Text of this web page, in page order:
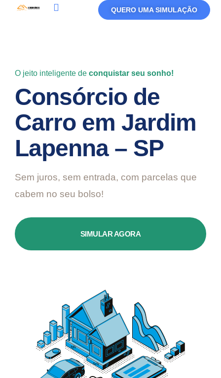
QUERO UMA SIMULAÇÃO
O jeito inteligente de conquistar seu sonho!
Consórcio de
Carro em Jardim
Lapenna – SP
Sem juros, sem entrada, com parcelas que
cabem no seu bolso!
SIMULAR AGORA